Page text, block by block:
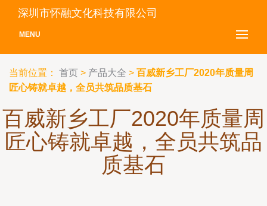
深圳市怀融文化科技有限公司
MENU
当前位置： 首页 > 产品大全 > 百威新乡工厂2020年质量周
匠心铸就卓越，全员共筑品质基石
百威新乡工厂2020年质量周
匠心铸就卓越，全员共筑品
质基石